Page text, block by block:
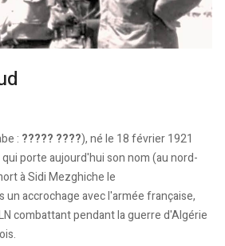
: ???? ?????), né le 18 février 1921
porte aujourd'hui son nom (au nord-
à Sidi Mezghiche le
un accrochage avec l'armée française,
combattant pendant la guerre d'Algérie